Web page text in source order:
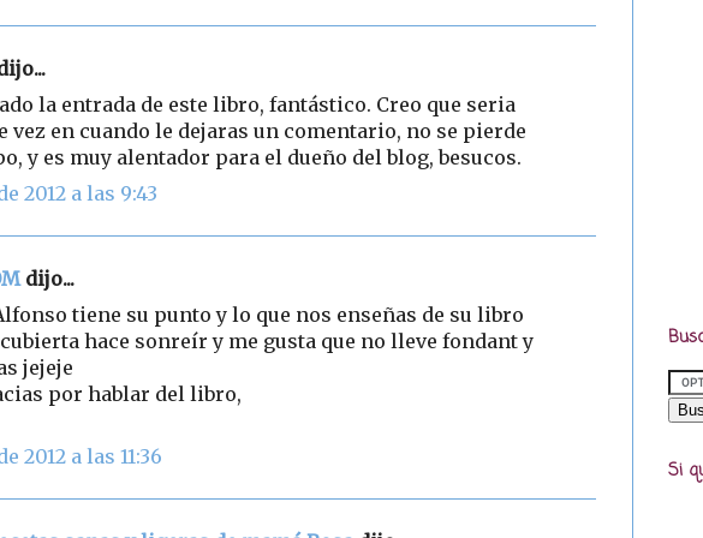
la entrada de este libro, fantástico. Creo que seria
vez en cuando le dejaras un comentario, no se pierde
y es muy alentador para el dueño del blog, besucos.
2012 a las 9:43
dijo...
tiene su punto y lo que nos enseñas de su libro
hace sonreír y me gusta que no lleve fondant y
jejeje
por hablar del libro,
2012 a las 11:36
Si